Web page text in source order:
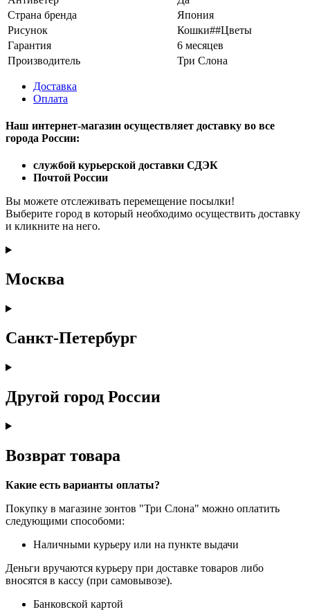
Страна бренда
Япония
Рисунок
Кошки##Цветы
Гарантия
6 месяцев
Производитель
Три Слона
Доставка
Оплата
Наш интернет-магазин осуществляет доставку во все
города России:
службой курьерской доставки СДЭК
Почтой России
Вы можете отслеживать перемещение посылки!
Выберите город в который необходимо осуществить доставку
и кликните на него.
Москва
Санкт-Петербург
Другой город России
Возврат товара
Какие есть варианты оплаты?
Покупку в магазине зонтов "Три Слона" можно оплатить
следующими способоми:
Наличными курьеру или на пункте выдачи
Деньги вручаются курьеру при доставке товаров либо
вносятся в кассу (при самовывозе).
Банковской картой